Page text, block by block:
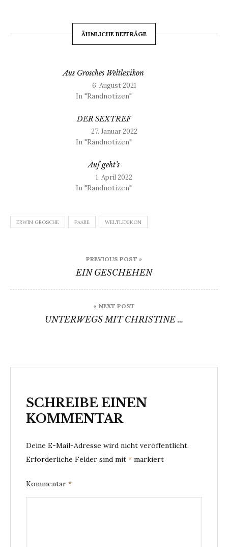
ÄHNLICHE BEITRÄGE
Aus Grosches Weltlexikon
6. August 2021
In "Randnotizen"
DER SEXTREF
27. Januar 2022
In "Randnotizen"
Auf geht’s
1. April 2022
In "Randnotizen"
ERWIN GROSCHE PAARE WELTLEXIKON
PREVIOUS POST »
EIN GESCHEHEN
« NEXT POST
UNTERWEGS MIT CHRISTINE …
SCHREIBE EINEN
KOMMENTAR
Deine E-Mail-Adresse wird nicht veröffentlicht.
Erforderliche Felder sind mit * markiert
Kommentar *